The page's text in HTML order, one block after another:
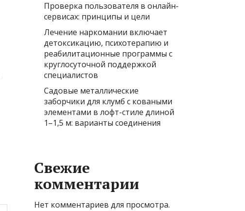
Проверка пользователя в онлайн-
сервисах: принципы и цели
Лечение наркомании включает
детоксикацию, психотерапию и
реабилитационные программы с
круглосуточной поддержкой
специалистов
Садовые металлические
заборчики для клумб с коваными
элементами в лофт-стиле длиной
1–1,5 м: варианты соединения
Свежие
комментарии
Нет комментариев для просмотра.